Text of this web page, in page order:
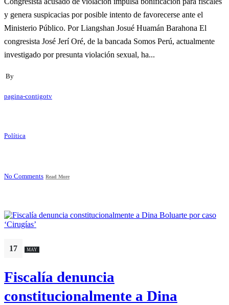
y genera suspicacias por posible intento de favorecerse ante el
Ministerio Público. Por Liangshan Josué Huamán Barahona El
congresista José Jerí Oré, de la bancada Somos Perú, actualmente
investigado por presunta violación sexual, ha...
By
pagina-contigotv
Política
No Comments Read More
17 MAY
Fiscalía denuncia
constitucionalmente a Dina